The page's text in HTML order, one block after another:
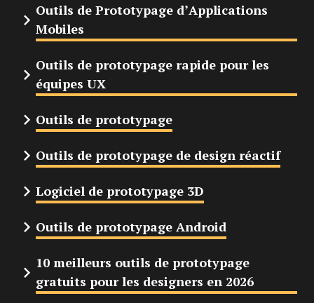
Outils de Prototypage d’Applications
Mobiles
Outils de prototypage rapide pour les
équipes UX
Outils de prototypage
Outils de prototypage de design réactif
Logiciel de prototypage 3D
Outils de prototypage Android
10 meilleurs outils de prototypage
gratuits pour les designers en 2026